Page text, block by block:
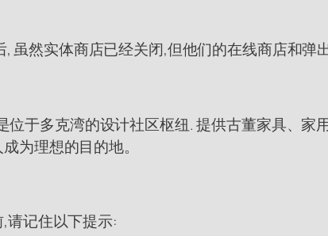
虽然实体商店已经关闭,但他们的在线商店和
位于多克湾的设计社区枢纽. 提供古董家具、
为理想的目的地。
请记住以下提示: